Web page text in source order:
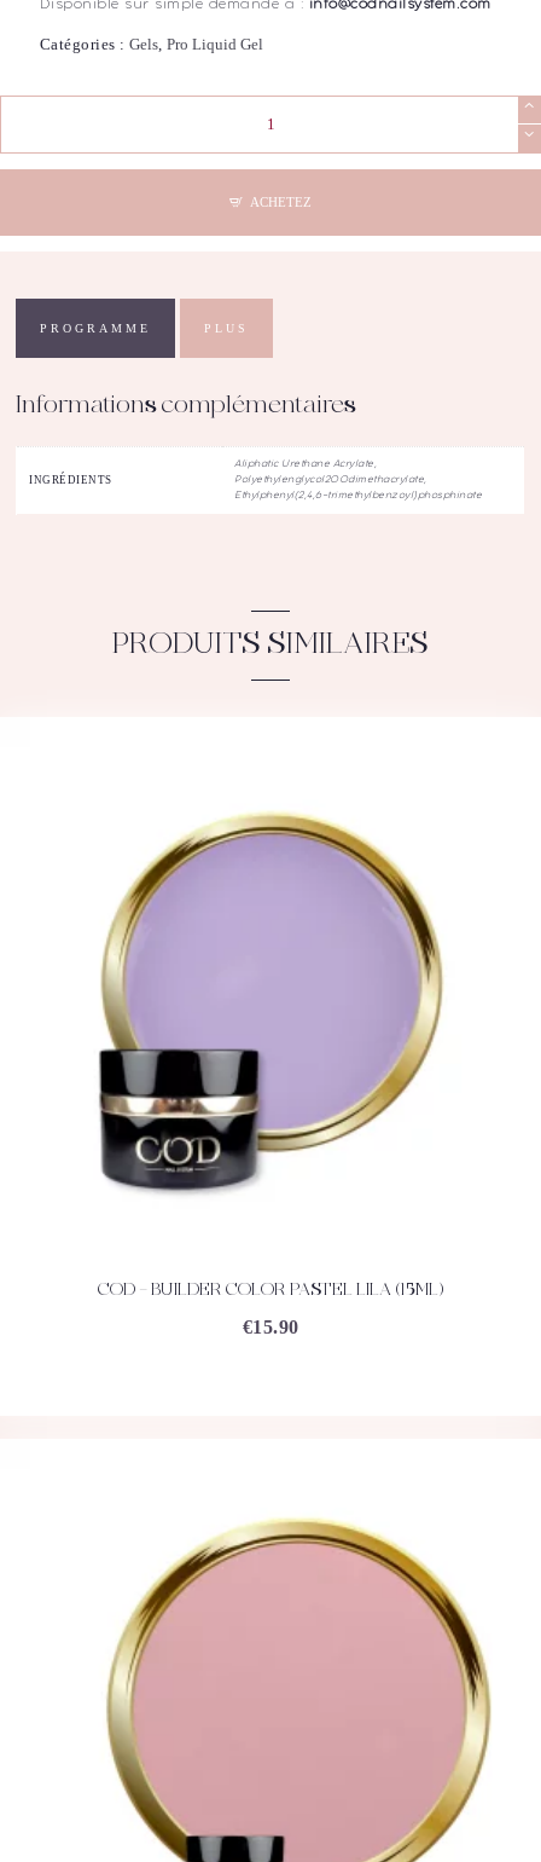
Disponible sur simple demande à : info@codnailsystem.com
Catégories : Gels, Pro Liquid Gel
COD
ACHETEZ
PROGRAMME PLUS
Informations complémentaires
INGRÉDIENTS
Aliphatic Urethane Acrylate,
Polyethylenglycol200dimethacrylate,
Ethylphenyl(2,4,6-trimethylbenzoyl)phosphinate
PRODUITS SIMILAIRES
ACHETEZ DÉTAILS
COD – BUILDER COLOR PASTEL LILA (15ML)
€15.90